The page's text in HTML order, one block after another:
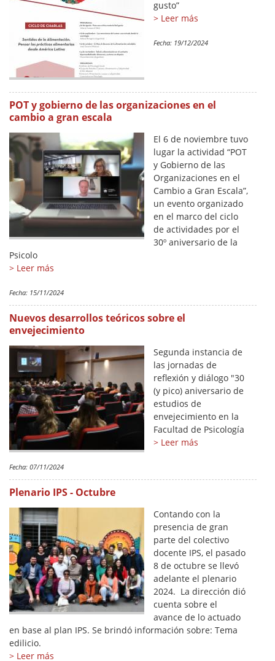
gusto”
> Leer más
Fecha: 19/12/2024
POT y gobierno de las organizaciones en el
cambio a gran escala
El 6 de noviembre tuvo
lugar la actividad “POT
y Gobierno de las
Organizaciones en el
Cambio a Gran Escala”,
un evento organizado
en el marco del ciclo
de actividades por el
30º aniversario de la
Psicolo
> Leer más
Fecha: 15/11/2024
Nuevos desarrollos teóricos sobre el
envejecimiento
Segunda instancia de
las jornadas de
reflexión y diálogo "30
(y pico) aniversario de
estudios de
envejecimiento en la
Facultad de Psicología
> Leer más
Fecha: 07/11/2024
Plenario IPS - Octubre
Contando con la
presencia de gran
parte del colectivo
docente IPS, el pasado
8 de octubre se llevó
adelante el plenario
2024. La dirección dió
cuenta sobre el
avance de lo actuado
en base al plan IPS. Se brindó información sobre: Tema
edilicio.
> Leer más